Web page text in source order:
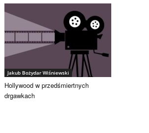
Jakub Bożydar Wiśniewski
Hollywood w przedśmiertnych
drgawkach